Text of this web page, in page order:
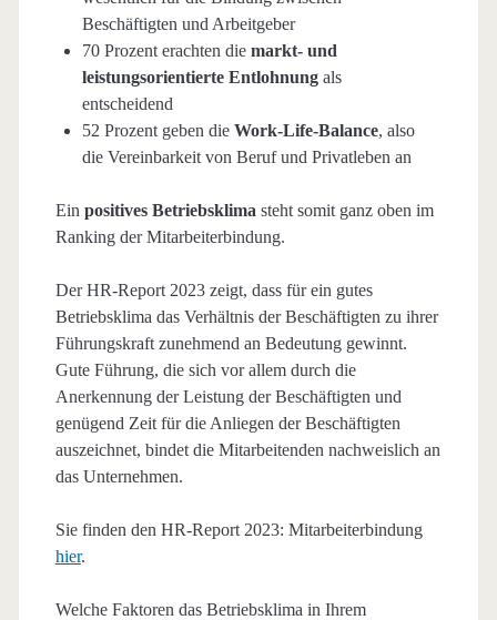
Beschäftigten und Arbeitgeber
70 Prozent erachten diemarkt- und
leistungsorientierte Entlohnungals
entscheidend
52 Prozent geben dieWork-Life-Balance, also
die Vereinbarkeit von Beruf und Privatleben an
Ein positives Betriebsklima steht somit ganz oben im
Ranking der Mitarbeiterbindung.
Der HR-Report 2023 zeigt, dass für ein gutes
Betriebsklima das Verhältnis der Beschäftigten zu ihrer
Führungskraft zunehmend an Bedeutung gewinnt.
Gute Führung, die sich vor allem durch die
Anerkennung der Leistung der Beschäftigten und
genügend Zeit für die Anliegen der Beschäftigten
auszeichnet, bindet die Mitarbeitenden nachweislich an
das Unternehmen.
Sie finden den HR-Report 2023: Mitarbeiterbindung
hier.
Welche Faktoren das Betriebsklima in Ihrem